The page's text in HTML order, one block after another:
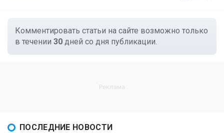
Комментировать статьи на сайте возможно только
в течении 30 дней со дня публикации.
ПОСЛЕДНИЕ НОВОСТИ